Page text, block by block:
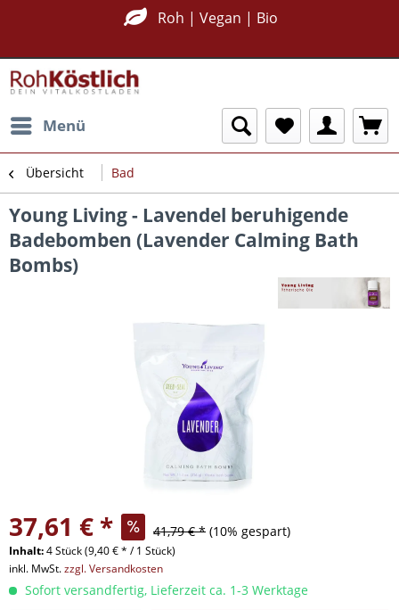
Roh | Vegan | Bio
Menü
Übersicht Bad
Young Living - Lavendel beruhigende
Badebomben (Lavender Calming Bath
Bombs)
37,61 € * 41,79 € * (10% gespart)
Inhalt:4 Stück (9,40 € * / 1 Stück)
inkl. MwSt.zzgl. Versandkosten
Sofort versandfertig, Lieferzeit ca. 1-3 Werktage